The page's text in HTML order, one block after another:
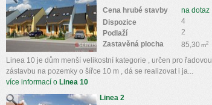
na dotaz
Cena hrubé stavby
4
Dispozice
2
Podlaží
85,30m2
Zastavěná plocha
Linea 10 je dům menší velikostní kategorie , určen pro řadovou
zástavbu na pozemky o šířce 10 m , dá se realizovat i ja...
více informací o Linea 10
Linea 2